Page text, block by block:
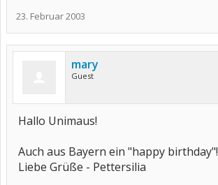
23. Februar 2003
mary
Guest
Hallo Unimaus!
Auch aus Bayern ein "happy birthday"!
Liebe Grüße - Pettersilia